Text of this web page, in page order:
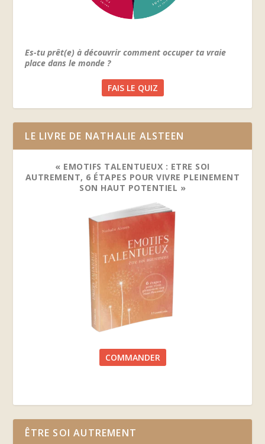
Es-tu prêt(e) à découvrir comment occuper ta vraie
place dans le monde ?
FAIS LE QUIZ
LE LIVRE DE NATHALIE ALSTEEN
« EMOTIFS TALENTUEUX : ETRE SOI
AUTREMENT, 6 ÉTAPES POUR VIVRE PLEINEMENT
SON HAUT POTENTIEL »
COMMANDER
ÊTRE SOI AUTREMENT